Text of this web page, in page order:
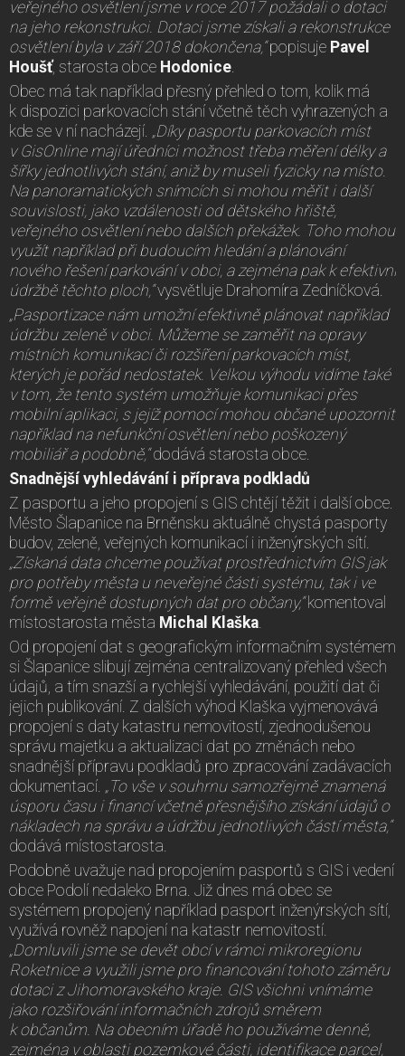
veřejného osvětlení jsme v roce 2017 požádali o dotaci
na jeho rekonstrukci. Dotaci jsme získali a rekonstrukce
osvětlení byla v září 2018 dokončena,“popisuje Pavel
Houšť, starosta obce Hodonice
Obec má tak například přesný přehled o tom, kolik má
k dispozici parkovacích stání včetně těch vyhrazených a
kde se v ní nacházejí. „Díky pasportu parkovacích míst
v GisOnline mají úředníci možnost třeba měření délky a
šířky jednotlivých stání, aniž by museli fyzicky na místo.
Na panoramatických snímcích si mohou měřit i další
souvislosti, jako vzdálenosti od dětského hřiště,
veřejného osvětlení nebo dalších překážek. Toho mohou
využít například při budoucím hledání a plánování
nového řešení parkování v obci, a zejména pak k efektivní
údržbě těchto ploch,“vysvětluje Drahomíra Zedníčková.
„Pasportizace nám umožní efektivně plánovat například
údržbu zeleně v obci. Můžeme se zaměřit na opravy
místních komunikací či rozšíření parkovacích míst,
kterých je pořád nedostatek. Velkou výhodu vidíme také
v tom, že tento systém umožňuje komunikaci přes
mobilní aplikaci, s jejíž pomocí mohou občané upozornit
například na nefunkční osvětlení nebo poškozený
mobiliář a podobně,“dodává starosta obce.
Snadnější vyhledávání i příprava podkladů
Z pasportu a jeho propojení s GIS chtějí těžit i další obce.
Město Šlapanice na Brněnsku aktuálně chystá pasporty
budov, zeleně, veřejných komunikací i inženýrských sítí.
„Získaná data chceme používat prostřednictvím GIS jak
pro potřeby města u neveřejné části systému, tak i ve
formě veřejně dostupných dat pro občany,“komentoval
místostarosta města Michal Klaška
Od propojení dat s geografickým informačním systémem
si Šlapanice slibují zejména centralizovaný přehled všech
údajů, a tím snazší a rychlejší vyhledávání, použití dat či
jejich publikování. Z dalších výhod Klaška vyjmenovává
propojení s daty katastru nemovitostí, zjednodušenou
správu majetku a aktualizaci dat po změnách nebo
snadnější přípravu podkladů pro zpracování zadávacích
dokumentací. „To vše v souhrnu samozřejmě znamená
úsporu času i financí včetně přesnějšího získání údajů o
nákladech na správu a údržbu jednotlivých částí města,“
dodává místostarosta.
Podobně uvažuje nad propojením pasportů s GIS i vedení
obce Podolí nedaleko Brna. Již dnes má obec se
systémem propojený například pasport inženýrských sítí,
využívá rovněž napojení na katastr nemovitostí.
„Domluvili jsme se devět obcí v rámci mikroregionu
Roketnice a využili jsme pro financování tohoto záměru
dotaci z Jihomoravského kraje. GIS všichni vnímáme
jako rozšiřování informačních zdrojů směrem
k občanům. Na obecním úřadě ho používáme denně,
zejména v oblasti pozemkové části, identifikace parcel,